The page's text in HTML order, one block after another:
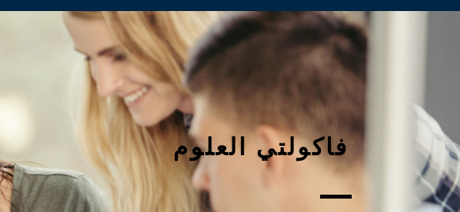
فاكولتي العلوم